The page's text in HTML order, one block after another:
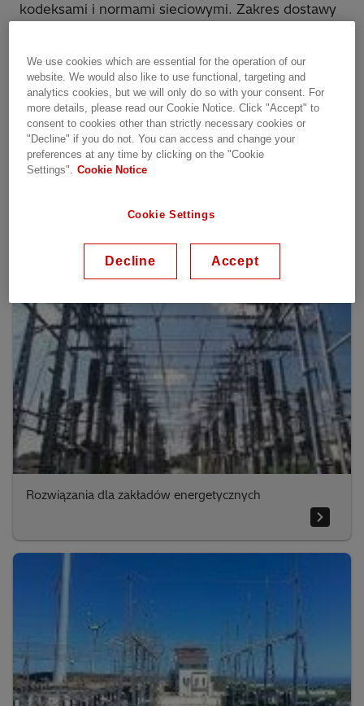
kodeksami i normami sieciowymi. Zakres dostawy
Transformatory mocy
Aparatura rozdzielcza AIS, GIS lub hybrydowa
Sprzęt do ochrony i kontroli
Systemy pomocnicze, w tym akumulatory i
ładowarki akumulatorów, systemy wykrywania
pożaru itp.
Zastosowania
Rozwiązania dla zakładów energetycznych
We use cookies which are essential for the operation of our
website. We would also like to use functional, targeting and
analytics cookies, but we will only do so with your consent. For
more details, please read our Cookie Notice. Click "Accept" to
consent to cookies other than strictly necessary cookies or
"Decline" if you do not. You can access and change your
preferences at any time by clicking on the "Cookie
Settings". Cookie Notice
Cookie Settings
Decline Accept